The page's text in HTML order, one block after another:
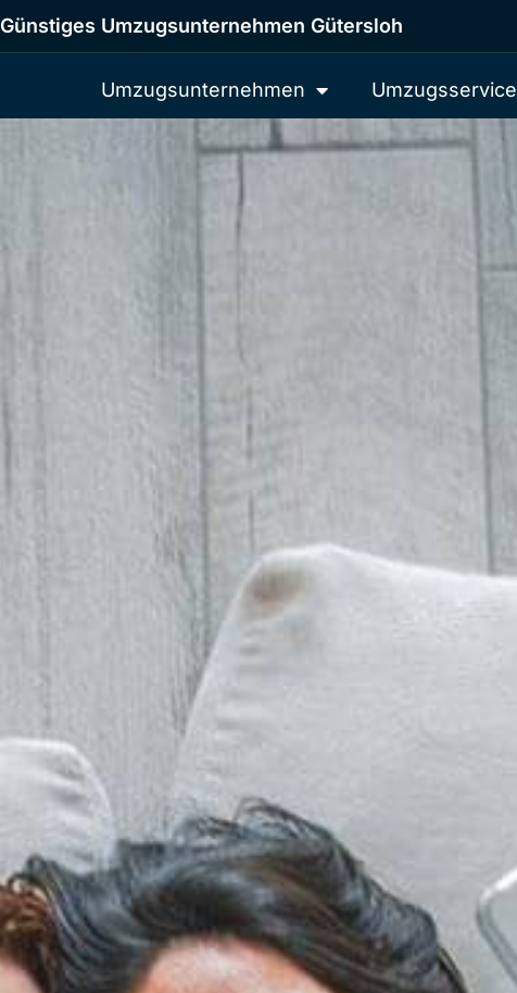
Günstiges Umzugsunternehmen Gütersloh
Umzugsunternehmen Umzugsservice